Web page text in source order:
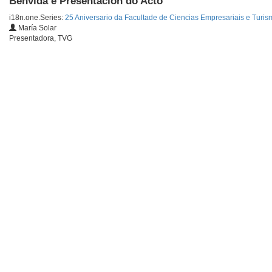
i18n.one.Series: 25 Aniversario da Facultade de Ciencias Empresariais e
María Solar
Presentadora, TVG